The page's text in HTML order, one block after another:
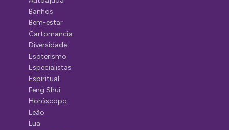
Banhos
Bem-estar
Cartomancia
Diversidade
Esoterismo
Especialistas
Espiritual
Feng Shui
Horóscopo
Leão
Lua